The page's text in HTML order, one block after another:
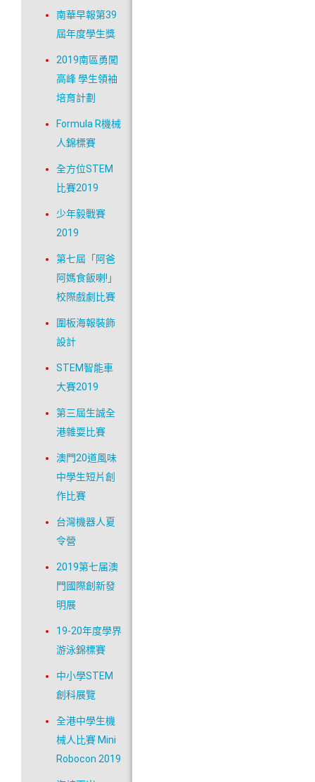
南華早報第39
屆年度學生獎
2019南區勇闖
高峰 學生領袖
培育計劃
Formula R機械
人錦標賽
全方位STEM
比賽2019
少年毅戰賽
2019
第七屆「阿爸
阿媽食飯喇!」
校際戲劇比賽
圍板海報裝飾
設計
STEM智能車
大賽2019
第三屆生誠全
港雜耍比賽
澳門20道風味
中學生短片創
作比賽
台灣機器人夏
令營
2019第七届澳
門國際創新發
明展
19-20年度學界
游泳錦標賽
中小學STEM
創科展覽
全港中學生機
械人比賽 Mini
Robocon 2019